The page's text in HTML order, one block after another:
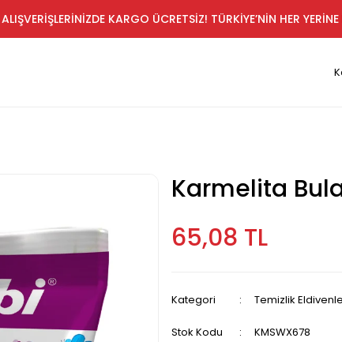
KARGO ÜCRETSİZ! TÜRKİYE’NİN HER
Karmelita
65,08 TL
Kategori Temizlik
Stok Kodu KMSWX678